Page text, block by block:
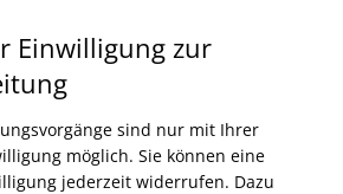
Einwilligung zur
sind nur mit Ihrer
möglich. Sie können eine
jederzeit widerrufen. Dazu